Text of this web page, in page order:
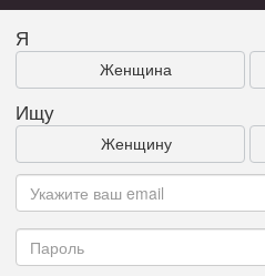
Я
Женщина
Ищу
Женщину